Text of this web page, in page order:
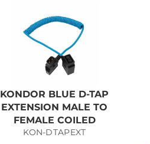
KONDOR BLUE D-TAP
EXTENSION MALE TO
FEMALE COILED
KON-DTAPEXT